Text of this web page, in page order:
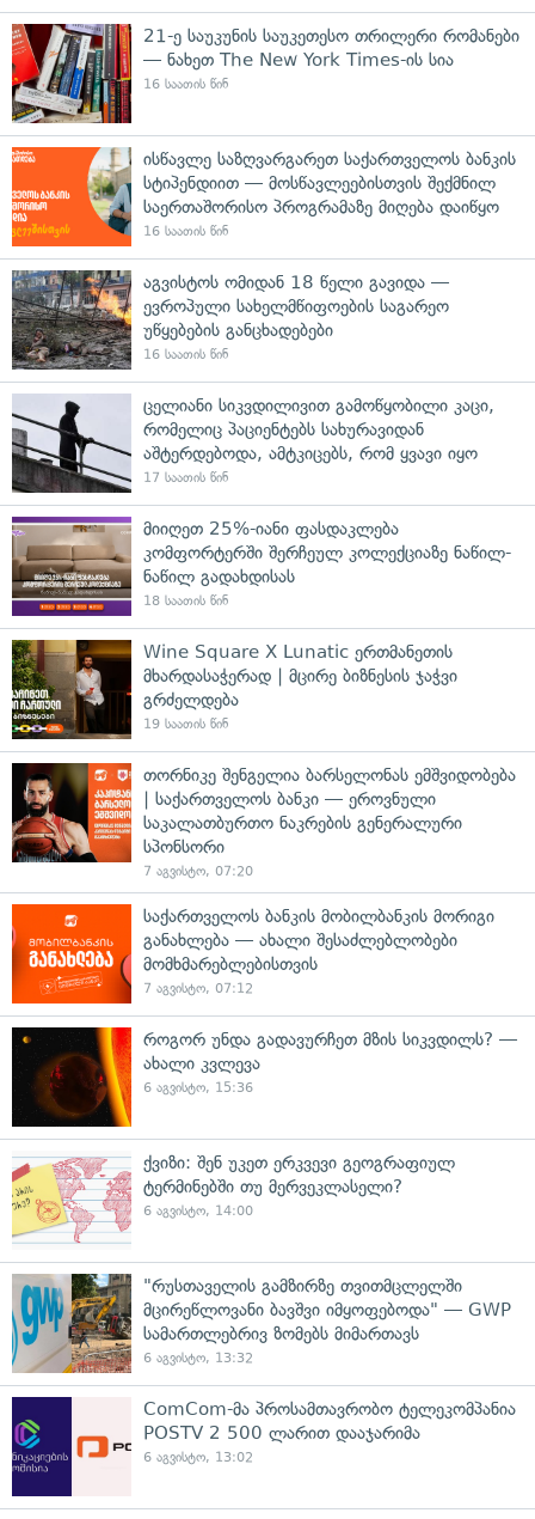
21-ე საუკუნის საუკეთესო თრილერი რომანები
— ნახეთ The New York Times-ის სია
16 საათის წინ
ისწავლე საზღვარგარეთ საქართველოს ბანკის
სტიპენდიით — მოსწავლეებისთვის შექმნილ
საერთაშორისო პროგრამაზე მიღება დაიწყო
16 საათის წინ
აგვისტოს ომიდან 18 წელი გავიდა —
ევროპული სახელმწიფოების საგარეო
უწყებების განცხადებები
16 საათის წინ
ცელიანი სიკვდილივით გამოწყობილი კაცი,
რომელიც პაციენტებს სახურავიდან
აშტერდებოდა, ამტკიცებს, რომ ყვავი იყო
17 საათის წინ
მიიღეთ 25%-იანი ფასდაკლება
კომფორტერში შერჩეულ კოლექციაზე ნაწილ-
ნაწილ გადახდისას
18 საათის წინ
Wine Square X Lunatic ერთმანეთის
მხარდასაჭერად | მცირე ბიზნესის ჯაჭვი
გრძელდება
19 საათის წინ
თორნიკე შენგელია ბარსელონას ემშვიდობება
| საქართველოს ბანკი — ეროვნული
საკალათბურთო ნაკრების გენერალური
სპონსორი
7 აგვისტო, 07:20
საქართველოს ბანკის მობილბანკის მორიგი
განახლება — ახალი შესაძლებლობები
მომხმარებლებისთვის
7 აგვისტო, 07:12
როგორ უნდა გადავურჩეთ მზის სიკვდილს? —
ახალი კვლევა
6 აგვისტო, 15:36
ქვიზი: შენ უკეთ ერკვევი გეოგრაფიულ
ტერმინებში თუ მერვეკლასელი?
6 აგვისტო, 14:00
"რუსთაველის გამზირზე თვითმცლელში
მცირეწლოვანი ბავშვი იმყოფებოდა" — GWP
სამართლებრივ ზომებს მიმართავს
6 აგვისტო, 13:32
ComCom-მა პროსამთავრობო ტელეკომპანია
POSTV 2 500 ლარით დააჯარიმა
6 აგვისტო, 13:02